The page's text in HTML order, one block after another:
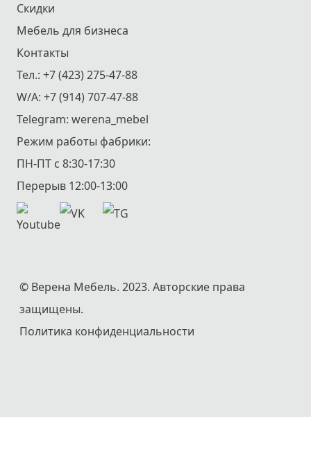
Скидки
Мебель для бизнеса
Контакты
Тел.: +7 (423) 275-47-88
W/A: +7 (914) 707-47-88
Telegram: werena_mebel
Режим работы фабрики:
ПН-ПТ с 8:30-17:30
Перерыв 12:00-13:00
© Верена Мебель. 2023. Авторские права
защищены.
Политика конфиденциальности